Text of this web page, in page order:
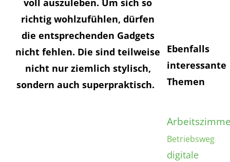
richtigwohlzufühlen, dürfen
die entsprechenden Gadgets
nicht fehlen. Die sind teilweise
nicht nur ziemlich stylisch,
sondern auch superpraktisch.
Ebenfalls
interessante
Themen
Betriebsweg
digitale